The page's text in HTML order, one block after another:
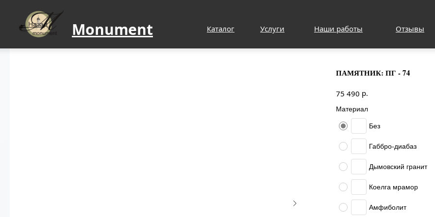
Назад
ПАМЯТНИК: ПГ - 74
75 490 р.
Материал
Без
Габбро-диабаз
Дымовский гранит
Коелга мрамор
Амфиболит
Monument Каталог Услуги Наши работы Отзывы